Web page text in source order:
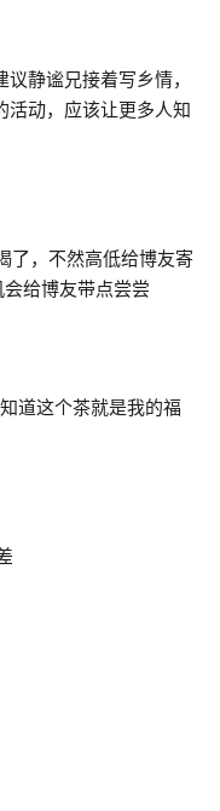
静谧兄接着写乡情，
活动，应该让更多人知
了，不然高低给博友寄
给博友带点尝尝
道这个茶就是我的福